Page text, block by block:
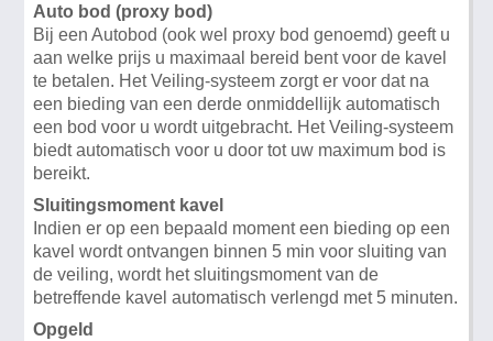
Auto bod (proxy bod)
Bij een Autobod (ook wel proxy bod genoemd) geeft u
aan welke prijs u maximaal bereid bent voor de kavel
te betalen. Het Veiling-systeem zorgt er voor dat na
een bieding van een derde onmiddellijk automatisch
een bod voor u wordt uitgebracht. Het Veiling-systeem
biedt automatisch voor u door tot uw maximum bod is
bereikt.
Sluitingsmoment kavel
Indien er op een bepaald moment een bieding op een
kavel wordt ontvangen binnen 5 min voor sluiting van
de veiling, wordt het sluitingsmoment van de
betreffende kavel automatisch verlengd met 5 minuten.
Opgeld